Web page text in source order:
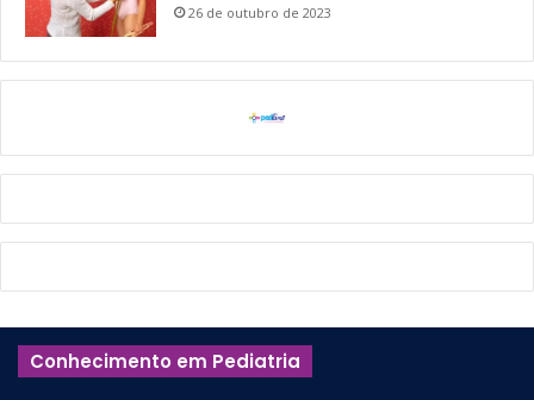
26 de outubro de 2023
Conhecimento em Pediatria